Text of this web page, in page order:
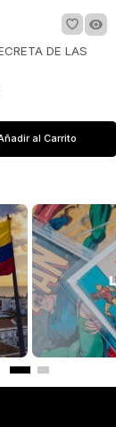
DE LAS
al Carrito